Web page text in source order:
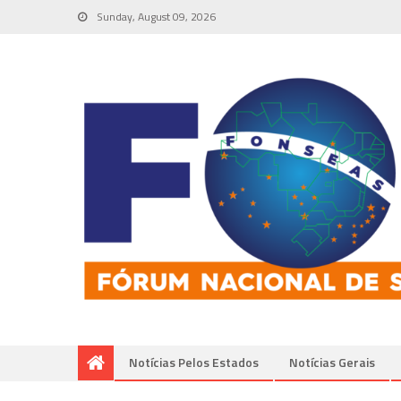
Sunday, August 09, 2026
Notícias Pelos Estados Notí­cias Gerais